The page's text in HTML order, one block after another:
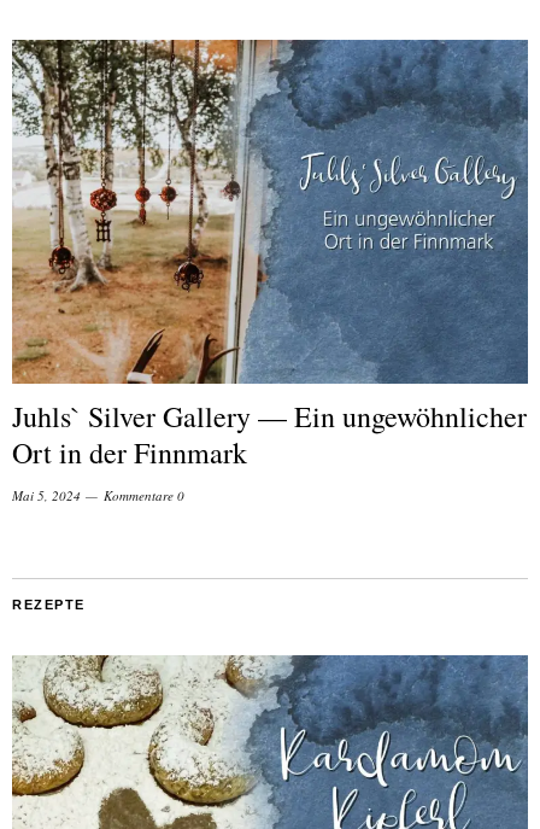
Juhls` Silver Gallery — Ein ungewöhnlicher
Ort in der Finnmark
Mai 5, 2024 Kommentare 0
REZEPTE